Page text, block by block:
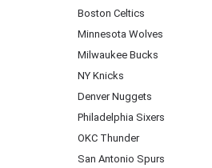
Boston Celtics
Minnesota Wolves
Milwaukee Bucks
NY Knicks
Denver Nuggets
Philadelphia Sixers
OKC Thunder
San Antonio Spurs